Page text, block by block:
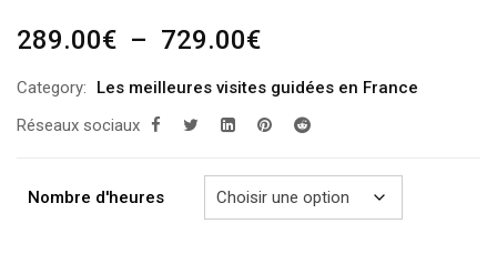
289.00€ – 729.00€Plage
prix :
289.00€
729.00€
Category:
Les meilleures visites guidées en France
Réseaux sociaux
Nombre d'heures